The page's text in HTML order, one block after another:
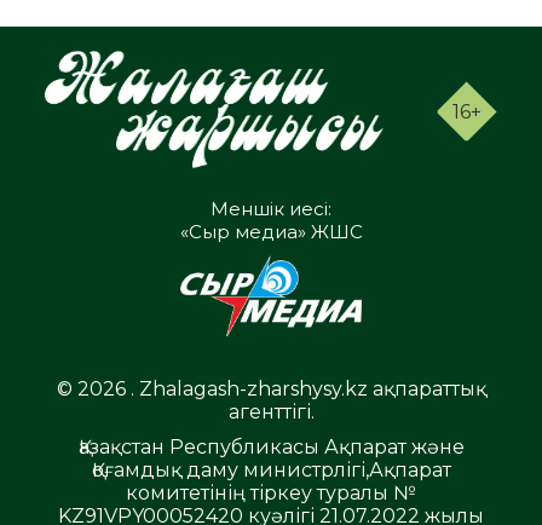
16+
Меншік иесі:
«Сыр медиа» ЖШС
© 2026 . Zhalagash-zharshysy.kz ақпараттық
агенттігі.
Қазақстан Республикасы Ақпарат және
Қоғамдық даму министрлігі,Ақпарат
комитетінің тіркеу туралы №
KZ91VPY00052420 куәлігі 21.07.2022 жылы